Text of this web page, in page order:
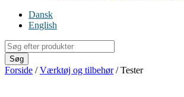
Dansk
English
Products
search
Søg
Forside /Værktøj og tilbehør/ Tester